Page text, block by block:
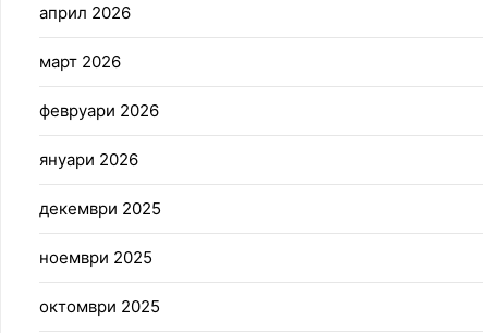
април 2026
март 2026
февруари 2026
януари 2026
декември 2025
ноември 2025
октомври 2025